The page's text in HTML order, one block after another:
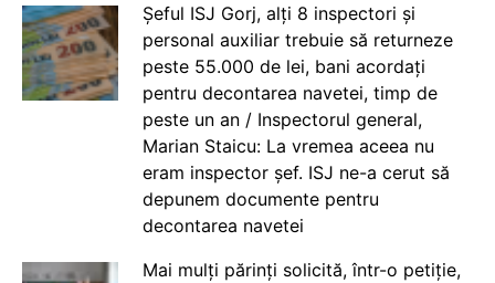
Șeful ISJ Gorj, alți 8 inspectori și
personal auxiliar trebuie să returneze
peste 55.000 de lei, bani acordați
pentru decontarea navetei, timp de
peste un an / Inspectorul general,
Marian Staicu: La vremea aceea nu
eram inspector șef. ISJ ne-a cerut să
depunem documente pentru
decontarea navetei
Mai mulți părinți solicită, într-o petiție,